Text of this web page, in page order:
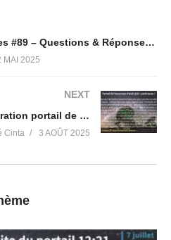
à travers des citations de son
livre/
» :
Radio Pléiades #89 – Questions & Réponses suite à l’interview avec Luc Bodin
MAI 2025
NEXT
Radio Pléiades #91 – Préparation portail de l’Ascension d’août 2025
Cinta 3 AOÛT 2025